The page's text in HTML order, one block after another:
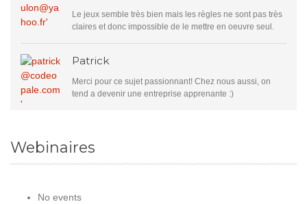
Le jeux semble très bien mais les règles ne sont pas très
claires et donc impossible de le mettre en oeuvre seul.
Patrick
Merci pour ce sujet passionnant! Chez nous aussi, on
tend a devenir une entreprise apprenante :)
Webinaires
No events